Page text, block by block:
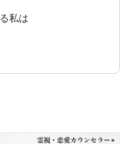
私は
恋愛相談、人生相談